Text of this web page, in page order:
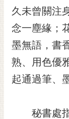
桐
花
祭
網
站
久未曾關注
念一塵緣；
墨無語，書
熟、用色優
起通過筆、
秘書處指